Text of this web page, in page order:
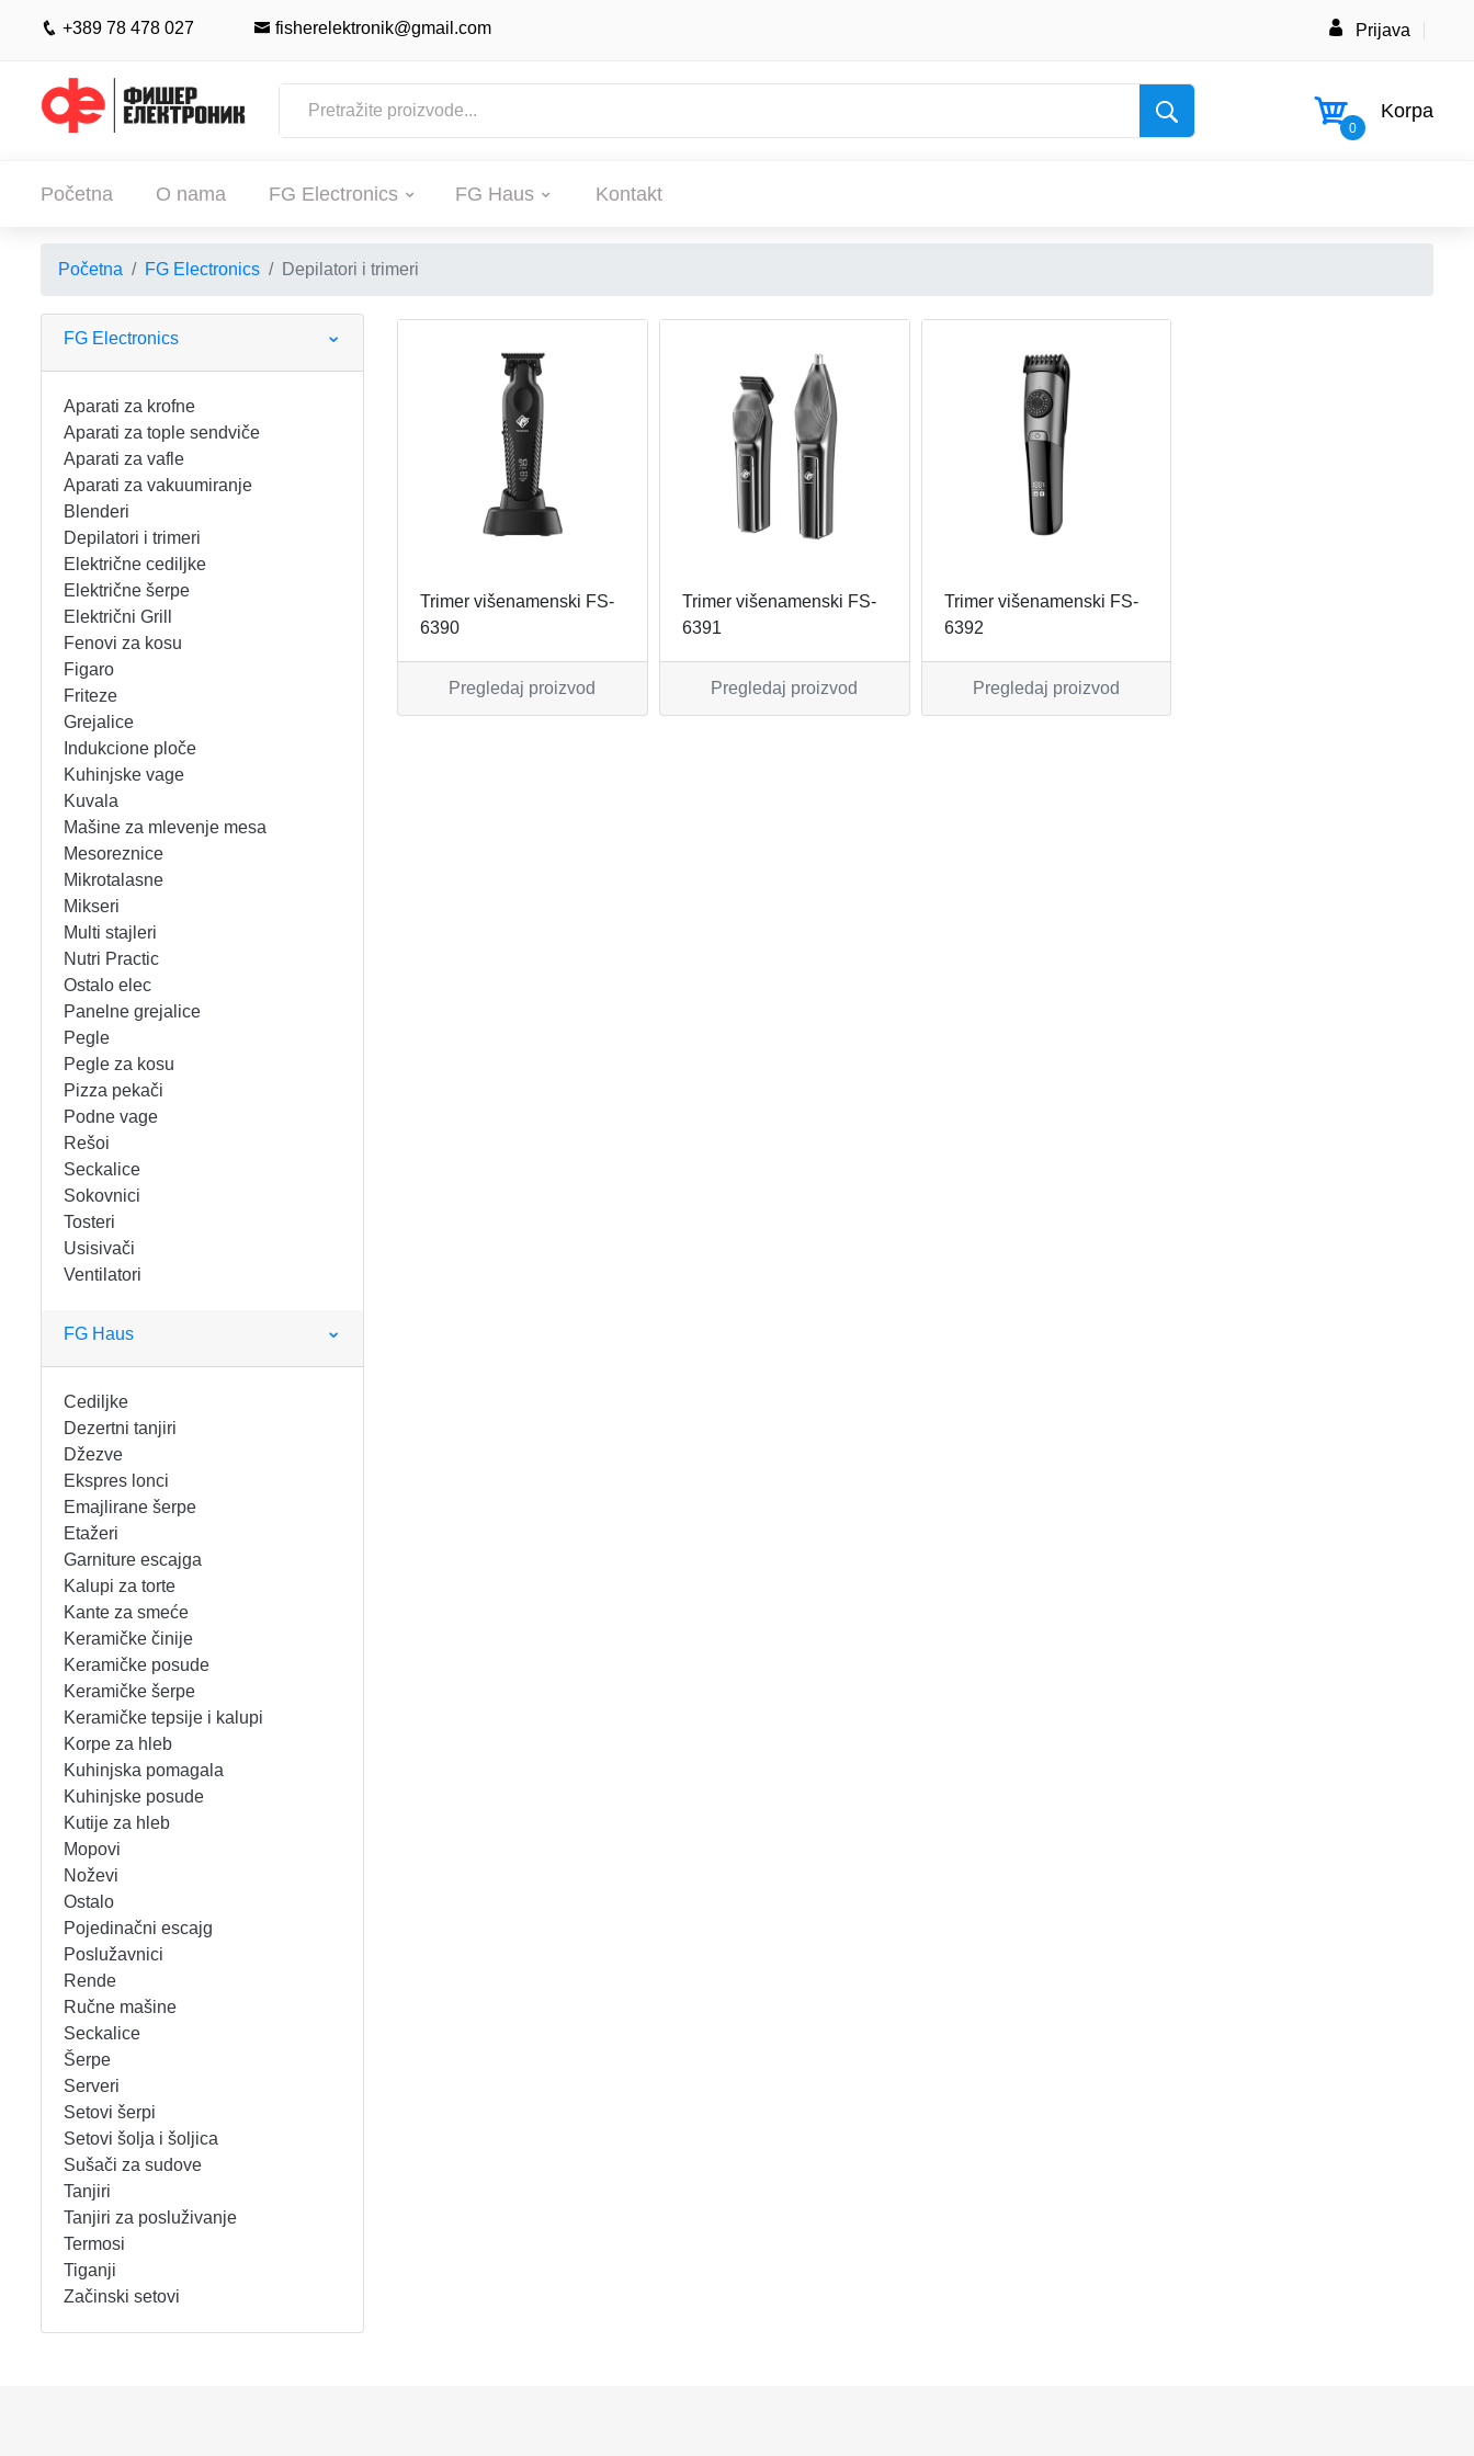
+389 78 478 027 fisherelektronik@gmail.com Prijava
0
Korpa
Početna O nama FG Electronics FG Haus Kontakt
POČETNA
APARATI ZA KROFNE
APARATI ZA TOPLE SENDVIČE
APARATI ZA VAFLE
APARATI ZA VAKUUMIRANJE
BLENDERI
DEPILATORI I TRIMERI
ELEKTRIČNE CEDILJKE
ELEKTRIČNE ŠERPE
ELEKTRIČNI GRILL
FENOVI ZA KOSU
FIGARO
FRITEZE
GREJALICE
INDUKCIONE PLOČE
KUHINJSKE VAGE
KUVALA
MAŠINE ZA MLEVENJE MESA
MIKROTALASNE
MIKSERI
MULTI STAJLERI
NUTRI PRACTIC
OSTALO ELEC
PANELNE GREJALICE
PEGLE
PEGLE ZA KOSU
PIZZA PEKAČI
PODNE VAGE
REŠOI
SECKALICE
SOKOVNICI
TOSTERI
USISIVAČI
VENTILATORI
FG HAUS
CEDILJKE
DEZERTNI TANJIRI
DŽEZVE
EKSPRES LONCI
EMAJLIRANE ŠERPE
ETAŽERI
GARNITURE ESCAJGA
KALUPI ZA TORTE
KANTE ZA SMEĆE
KERAMIČKE ČINIJE
KERAMIČKE POSUDE
KERAMIČKE ŠERPE
KERAMIČKE TEPSIJE I KALUPI
KORPE ZA HLEB
KUHINJSKA POMAGALA
KUHINJSKE POSUDE
MOPOVI
NOŽEVI
OSTALO
POJEDINAČNI ESCAJG
POSLUŽAVNICI
RENDE
RUČNE MAŠINE
SECKALICE
ŠERPE
SERVERI
SETOVI ŠERPI
SETOVI ŠOLJA I ŠOLJICA
SUŠAČI ZA SUDOVE
TANJIRI
TANJIRI ZA POSLUŽIVANJE
TERMOSI
TIGANJI
KONTAKT
+389 78 478 027
Početna FG Electronics Depilatori i trimeri
FG Electronics
Aparati za krofne
Aparati za tople sendviče
Aparati za vafle
Aparati za vakuumiranje
Blenderi
Depilatori i trimeri
Električne cediljke
Električne šerpe
Električni Grill
Fenovi za kosu
Figaro
Friteze
Grejalice
Indukcione ploče
Kuhinjske vage
Kuvala
Mašine za mlevenje mesa
Mesoreznice
Mikrotalasne
Mikseri
Multi stajleri
Nutri Practic
Ostalo elec
Panelne grejalice
Pegle
Pegle za kosu
Pizza pekači
Podne vage
Rešoi
Seckalice
Sokovnici
Tosteri
Usisivači
Ventilatori
FG Haus
Cediljke
Dezertni tanjiri
Džezve
Ekspres lonci
Emajlirane šerpe
Etažeri
Garniture escajga
Kalupi za torte
Kante za smeće
Keramičke činije
Keramičke posude
Keramičke šerpe
Keramičke tepsije i kalupi
Korpe za hleb
Kuhinjska pomagala
Kuhinjske posude
Kutije za hleb
Mopovi
Noževi
Ostalo
Pojedinačni escajg
Poslužavnici
Rende
Ručne mašine
Seckalice
Šerpe
Serveri
Setovi šerpi
Setovi šolja i šoljica
Sušači za sudove
Tanjiri
Tanjiri za posluživanje
Termosi
Tiganji
Začinski setovi
Trimer višenamenski FS-
6390
Pregledaj proizvod
Trimer višenamenski FS-
6391
Pregledaj proizvod
Trimer višenamenski FS-
6392
Pregledaj proizvod